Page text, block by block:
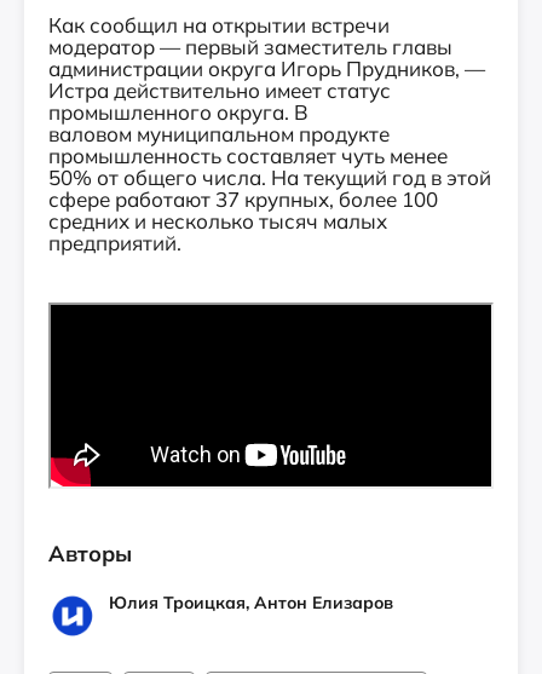
Как сообщил на открытии встречи
модератор — первый заместитель главы
администрации округа Игорь Прудников, —
Истра действительно имеет статус
промышленного округа. В
валовом муниципальном продукте
промышленность составляет чуть менее
50% от общего числа. На текущий год в этой
сфере работают 37 крупных, более 100
средних и несколько тысяч малых
предприятий.
Авторы
Юлия Троицкая, Антон Елизаров